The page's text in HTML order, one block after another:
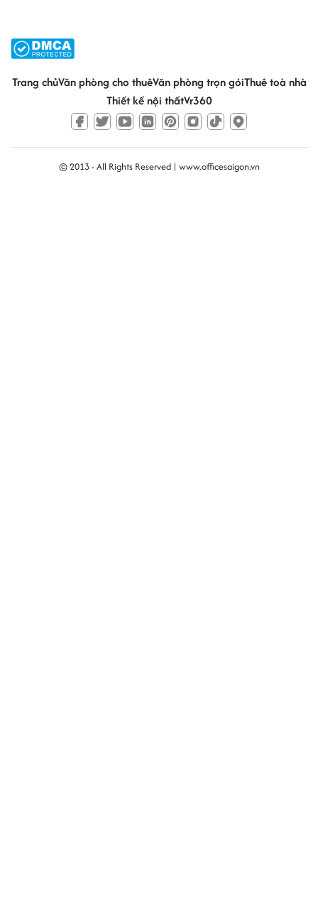
Trang chủVăn phòng cho thuêVăn phòng trọn góiThuê toà nhà
Thiết kế nội thấtVr360
© 2013 - All Rights Reserved | www.officesaigon.vn